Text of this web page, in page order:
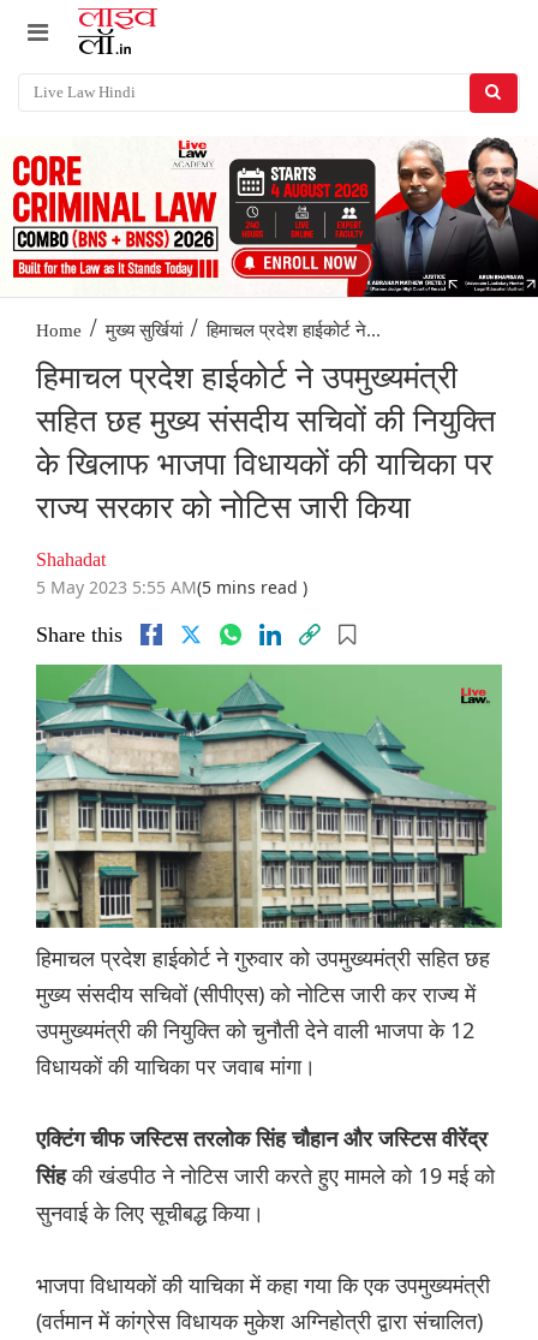
Home / मुख्य सुर्खियां / हिमाचल प्रदेश हाईकोर्ट ने...
हिमाचल प्रदेश हाईकोर्ट ने उपमुख्यमंत्री
सहित छह मुख्य संसदीय सचिवों की नियुक्ति
के खिलाफ भाजपा विधायकों की याचिका पर
राज्य सरकार को नोटिस जारी किया
Shahadat
5 May 2023 5:55 AM(5 mins read )
Share this
हिमाचल प्रदेश हाईकोर्ट ने गुरुवार को उपमुख्यमंत्री सहित छह
मुख्य संसदीय सचिवों (सीपीएस) को नोटिस जारी कर राज्य में
उपमुख्यमंत्री की नियुक्ति को चुनौती देने वाली भाजपा के 12
विधायकों की याचिका पर जवाब मांगा।
एक्टिंग चीफ जस्टिस तरलोक सिंह चौहान और जस्टिस वीरेंद्र
सिंहकी खंडपीठ ने नोटिस जारी करते हुए मामले को 19 मई को
सुनवाई के लिए सूचीबद्ध किया।
भाजपा विधायकों की याचिका में कहा गया कि एक उपमुख्यमंत्री
(वर्तमान में कांग्रेस विधायक मुकेश अग्निहोत्री द्वारा संचालित)